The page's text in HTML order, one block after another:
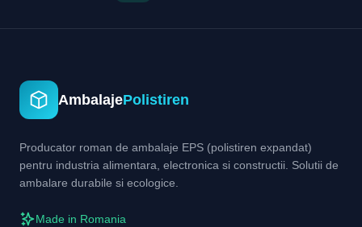
AmbalajePolistiren
Producator roman de ambalaje EPS (polistiren expandat)
pentru industria alimentara, electronica si constructii. Solutii de
ambalare durabile si ecologice.
Made in Romania